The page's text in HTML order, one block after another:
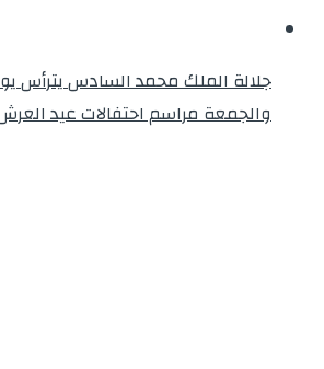
جلالة الملك محمد السادس يترأس
والجمعة مراسم احتفالات عيد